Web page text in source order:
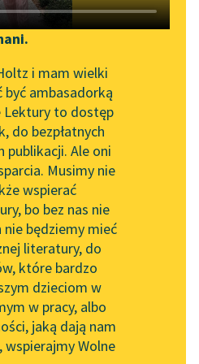
Zgłoś brak utworu
Narzędzia
Mapa Wolnych Lektur
Leśmianator
Przewodnik dla piszących i
czytających
API
OAI-PMH
Widget Wolnych Lektur
Przypisy
i mam wielki
być ambasadorką
Lektury to dostęp
do bezpłatnych
publikacji. Ale oni
Musimy nie
wspierać
bo bez nas nie
nie będziemy mieć
literatury, do
które bardzo
dzieciom w
w pracy, albo
jaką dają nam
wspierajmy Wolne
Platon
Wyście pytali, jeżeli
pamiętacie, kiedy
myśmy się zgodzili, że
nie ma większej potęgi
niż wiedza...
Czytaj więcej
Platon
Protagoras